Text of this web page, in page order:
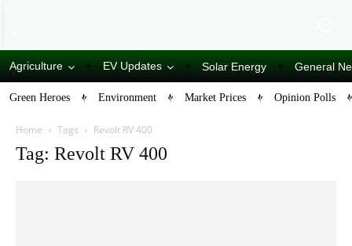
Agriculture EV Updates Solar Energy General
Green Heroes Environment Market Prices Opinion Polls
Home Tags Revolt RV 400
Tag: Revolt RV 400